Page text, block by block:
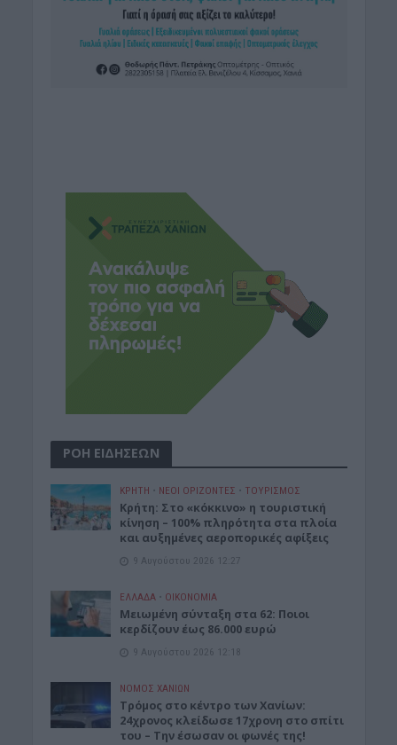
ΡΟΗ ΕΙΔΗΣΕΩΝ
ΚΡΗΤΗ • ΝΕΟΙ ΟΡΙΖΟΝΤΕΣ • ΤΟΥΡΙΣΜΟΣ
Κρήτη: Στο «κόκκινο» η τουριστική
κίνηση – 100% πληρότητα στα πλοία
και αυξημένες αεροπορικές αφίξεις
9 Αυγούστου 2026 12:27
ΕΛΛΑΔΑ • ΟΙΚΟΝΟΜΙΑ
Μειωμένη σύνταξη στα 62: Ποιοι
κερδίζουν έως 86.000 ευρώ
9 Αυγούστου 2026 12:18
ΝΟΜΌΣ ΧΑΝΊΩΝ
Τρόμος στο κέντρο των Χανίων:
24χρονος κλείδωσε 17χρονη στο σπίτι
του – Την έσωσαν οι φωνές της!